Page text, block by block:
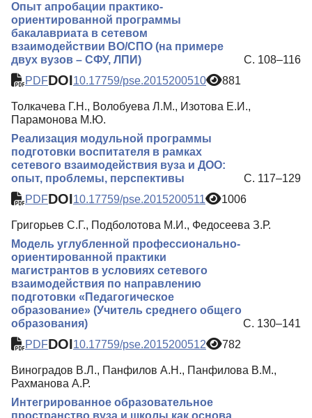
Опыт апробации практико-
ориентированной программы
бакалавриата в сетевом
взаимодействии ВО/СПО (на примере
двух вузов – СФУ, ЛПИ)
С. 108–116
PDFDOI10.17759/pse.2015200510 881
Толкачева Г.Н., Волобуева Л.М., Изотова Е.И.,
Парамонова М.Ю.
Реализация модульной программы
подготовки воспитателя в рамках
сетевого взаимодействия вуза и ДОО:
опыт, проблемы, перспективы
С. 117–129
PDFDOI10.17759/pse.2015200511 1006
Григорьев С.Г., Подболотова М.И., Федосеева З.Р.
Модель углубленной профессионально-
ориентированной практики
магистрантов в условиях сетевого
взаимодействия по направлению
подготовки «Педагогическое
образование» (Учитель среднего общего
образования)
С. 130–141
PDFDOI10.17759/pse.2015200512 782
Виноградов В.Л., Панфилов А.Н., Панфилова В.М.,
Рахманова А.Р.
Интегрированное образовательное